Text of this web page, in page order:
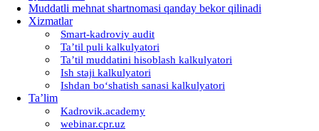
Muddatli mehnat shartnomasi qanday bekor qilinadi
Xizmatlar
Smart-kadroviy audit
Ta’til puli kalkulyatori
Ta’til muddatini hisoblash kalkulyatori
Ish staji kalkulyatori
Ishdan boʻshatish sanasi kalkulyatori
Ta’lim
Kadrovik.academy
webinar.cpr.uz